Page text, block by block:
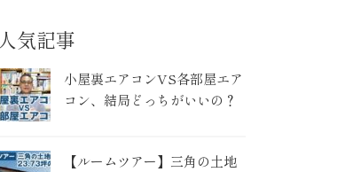
人気記事
小屋裏エアコンVS各部屋エア
コン、結局どっちがいいの？
【ルームツアー】三角の土地